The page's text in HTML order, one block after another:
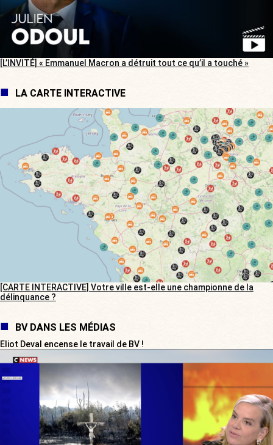
[L’INVITÉ] « Emmanuel Macron a détruit tout ce qu’il a touché »
LA CARTE INTERACTIVE
[CARTE INTERACTIVE] Votre ville est-elle une championne de la
délinquance ?
BV DANS LES MÉDIAS
Eliot Deval encense le travail de BV !